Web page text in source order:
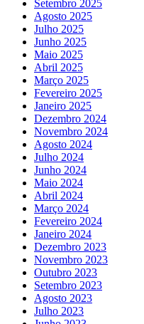
Setembro 2025
Agosto 2025
Julho 2025
Junho 2025
Maio 2025
Abril 2025
Março 2025
Fevereiro 2025
Janeiro 2025
Dezembro 2024
Novembro 2024
Agosto 2024
Julho 2024
Junho 2024
Maio 2024
Abril 2024
Março 2024
Fevereiro 2024
Janeiro 2024
Dezembro 2023
Novembro 2023
Outubro 2023
Setembro 2023
Agosto 2023
Julho 2023